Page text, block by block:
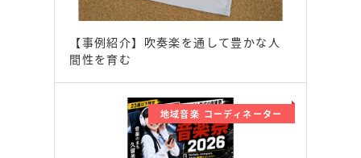
【事例紹介】吹奏楽を通して豊かな人
間性を育む
地域音楽 コーディネーター